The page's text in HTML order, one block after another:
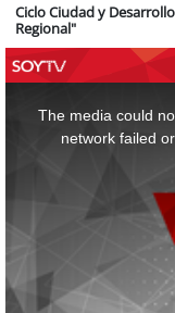
Ciclo Ciudad y
Regional"
The media could
network failed